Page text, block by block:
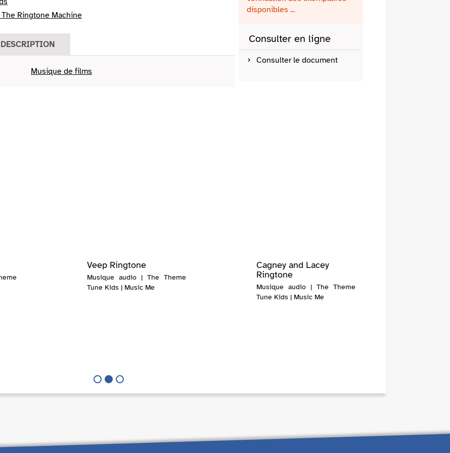
The Ringtone Machine
DESCRIPTION
Musique de films
disponibles ...
Consulter en ligne
Consulter le document
Veep Ringtone
Musique audio | The Theme
Tune Kids | Music Me
Cagney and Lacey
Ringtone
Musique audio | The Theme
Tune Kids | Music Me